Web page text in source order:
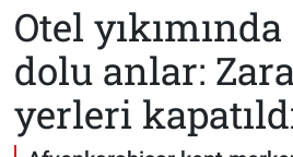
Otel
dolu anlar:
yerleri
DÜNYA
SAĞLIK
MAGAZİN
Eskişehir Namaz Vakitleri
Eskişehir Trafik Yoğunluk
Süper Lig Puan Durumu ve